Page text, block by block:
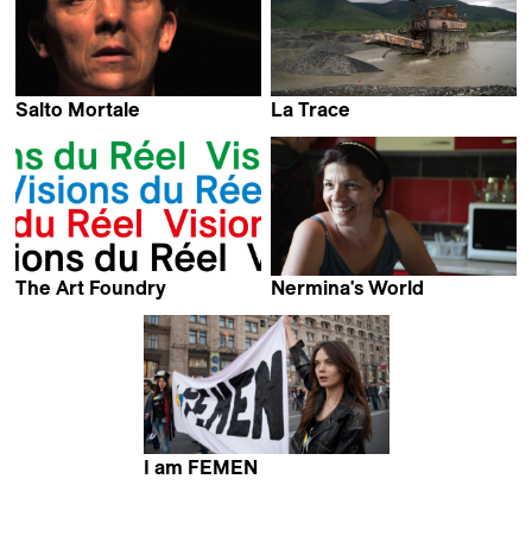
Salto Mortale
La Trace
Gabriel Tejedor
The Art Foundry
Nermina's World
I am FEMEN